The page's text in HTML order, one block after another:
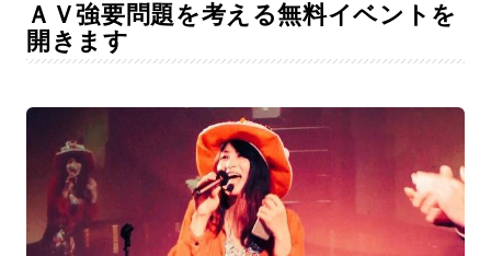
ＡＶ強要問題を考える無料イベントを
開きます